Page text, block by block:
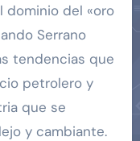
dominio del «oro
Serrano
tendencias que
petrolero y
que se
y cambiante.